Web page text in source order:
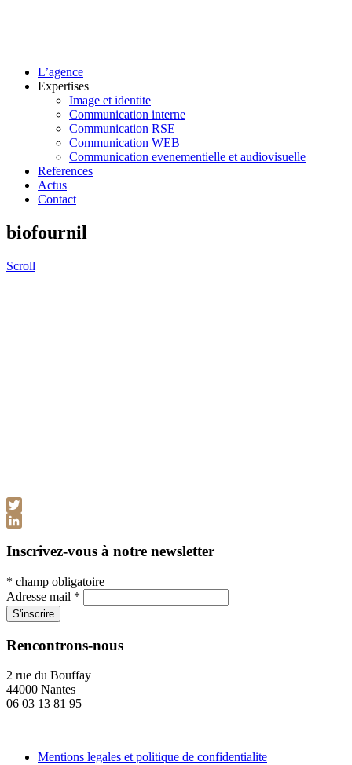
L’agence
Expertises
Image et identite
Communication interne
Communication RSE
Communication WEB
Communication evenementielle et audiovisuelle
References
Actus
Contact
biofournil
Scroll
Twitter
Inscrivez-vous à notre newsletter
* champ obligatoire
Adresse mail *
Rencontrons-nous
2 rue du Bouffay
44000 Nantes
06 03 13 81 95
Mentions legales et politique de confidentialite